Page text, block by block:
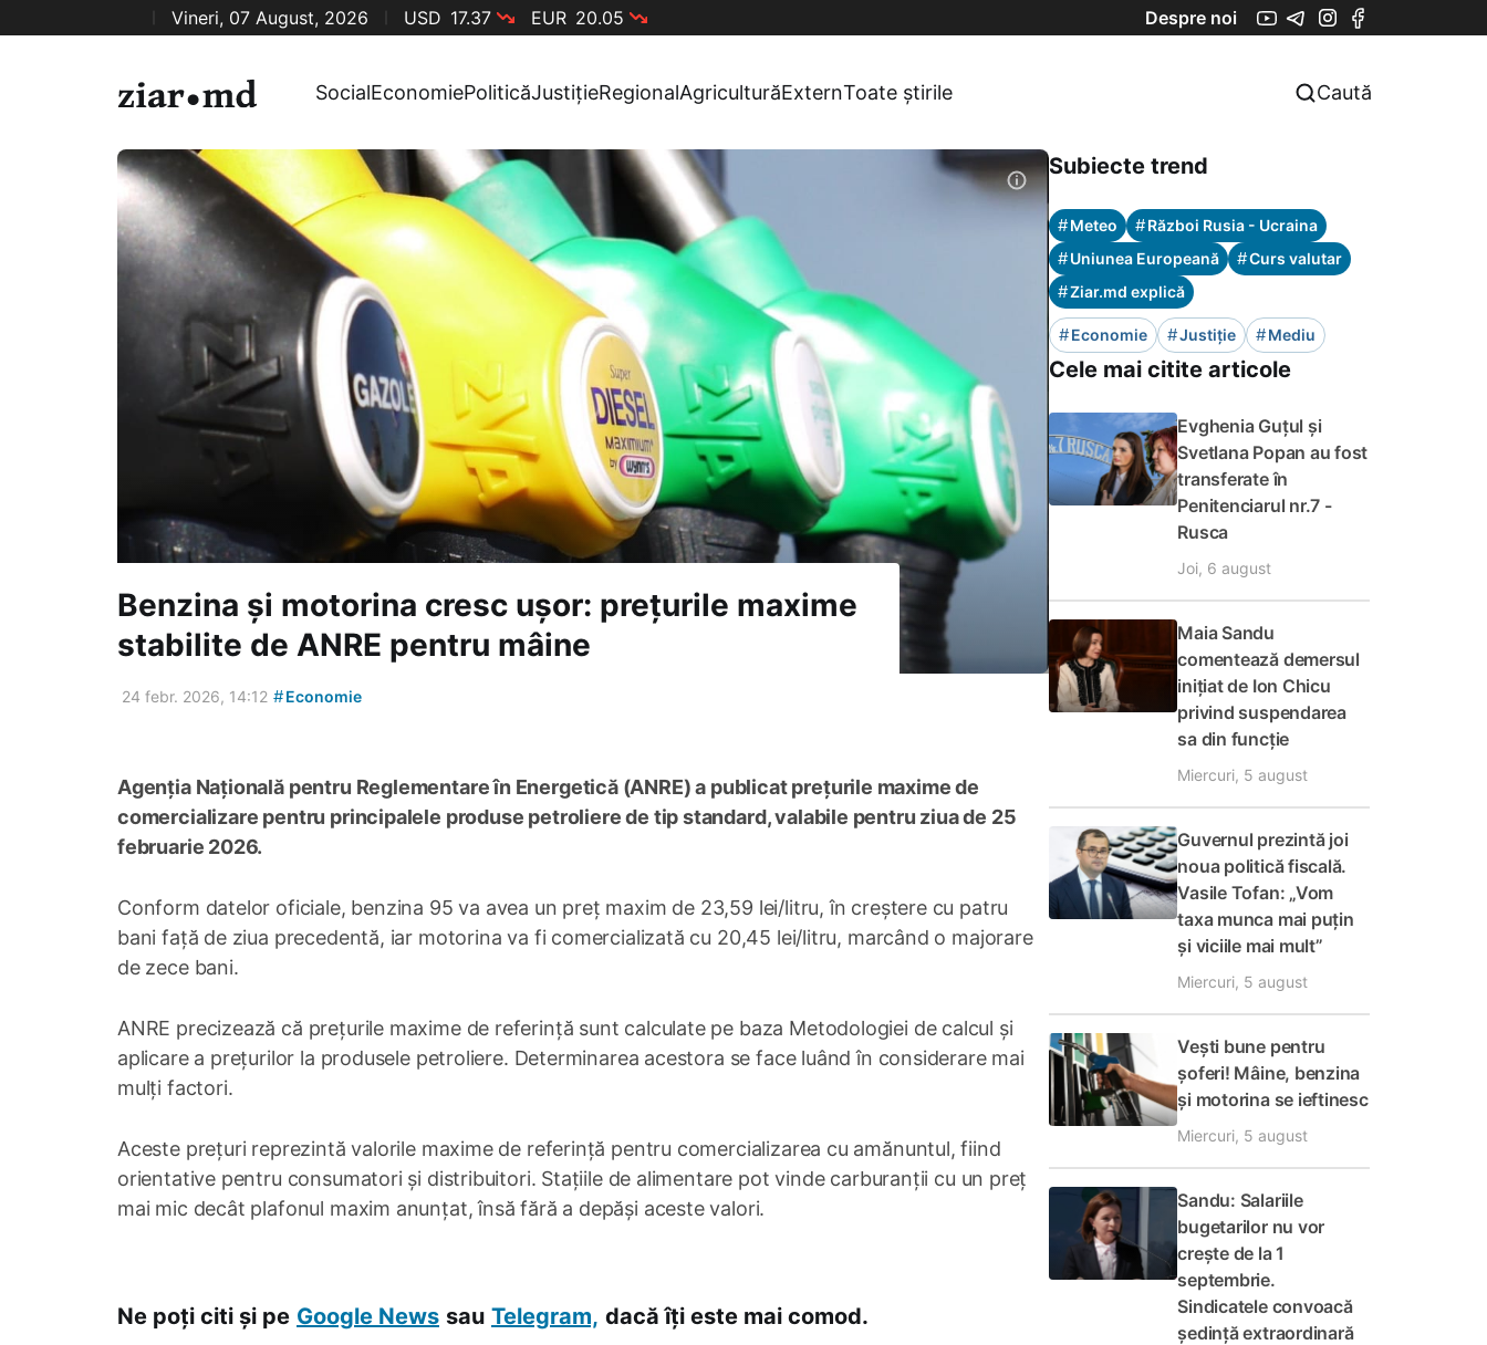
Vineri, 07 August, 2026 USD 17.37 EUR 20.05 Despre noi
SocialEconomiePoliticăJustițieRegionalAgriculturăExternToate știrile Caută
Benzina și motorina cresc ușor: prețurile maxime
stabilite de ANRE pentru mâine
24 febr. 2026, 14:12 #Economie
Agenția Națională pentru Reglementare în Energetică (ANRE) a publicat prețurile maxime de
comercializare pentru principalele produse petroliere de tip standard, valabile pentru ziua de 25
februarie 2026.
Conform datelor oficiale, benzina 95 va avea un preț maxim de 23,59 lei/litru, în creștere cu patru
bani față de ziua precedentă, iar motorina va fi comercializată cu 20,45 lei/litru, marcând o majorare
de zece bani.
ANRE precizează că prețurile maxime de referință sunt calculate pe baza Metodologiei de calcul și
aplicare a prețurilor la produsele petroliere. Determinarea acestora se face luând în considerare mai
mulți factori.
Aceste prețuri reprezintă valorile maxime de referință pentru comercializarea cu amănuntul, fiind
orientative pentru consumatori și distribuitori. Stațiile de alimentare pot vinde carburanții cu un preț
mai mic decât plafonul maxim anunțat, însă fără a depăși aceste valori.
Ne poți citi și pe Google News sau Telegram, dacă îți este mai comod.
Subiecte trend
#Meteo #Război Rusia - Ucraina
#Uniunea Europeană #Curs valutar
#Ziar.md explică
#Economie #Justiție #Mediu
Cele mai citite articole
Evghenia Guțul și
Svetlana Popan au fost
transferate în
Penitenciarul nr.7 -
Rusca
Joi, 6 august
Maia Sandu
comentează demersul
inițiat de Ion Chicu
privind suspendarea
sa din funcție
Miercuri, 5 august
Guvernul prezintă joi
noua politică fiscală.
Vasile Tofan: „Vom
taxa munca mai puțin
și viciile mai mult”
Miercuri, 5 august
Vești bune pentru
șoferi! Mâine, benzina
și motorina se ieftinesc
Miercuri, 5 august
Sandu: Salariile
bugetarilor nu vor
crește de la 1
septembrie.
Sindicatele convoacă
ședință extraordinară